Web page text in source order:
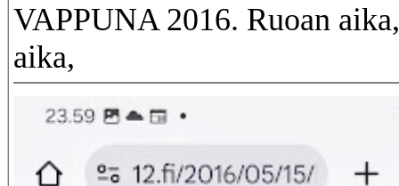
VAPPUNA 2016. Ruoan
aika,